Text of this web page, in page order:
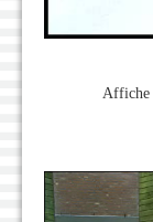
Affiche